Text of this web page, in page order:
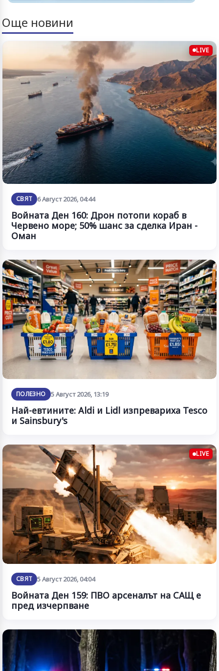
Още новини
LIVE
СВЯТ 6 Август 2026, 04:44
Войната Ден 160: Дрон потопи кораб в
Червено море; 50% шанс за сделка Иран -
Оман
ПОЛЕЗНО 5 Август 2026, 13:19
Най-евтините: Aldi и Lidl изпревариха Tesco
и Sainsbury's
LIVE
СВЯТ 5 Август 2026, 04:04
Войната Ден 159: ПВО арсеналът на САЩ е
пред изчерпване